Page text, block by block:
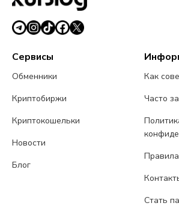
Сервисы
Обменники
Криптобиржи
Криптокошельки
Новости
Блог
Как
Часто
Стать